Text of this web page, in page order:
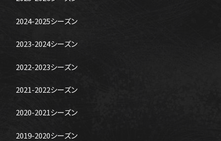
2024-2025シーズン
2023-2024シーズン
2022-2023シーズン
2021-2022シーズン
2020-2021シーズン
2019-2020シーズン